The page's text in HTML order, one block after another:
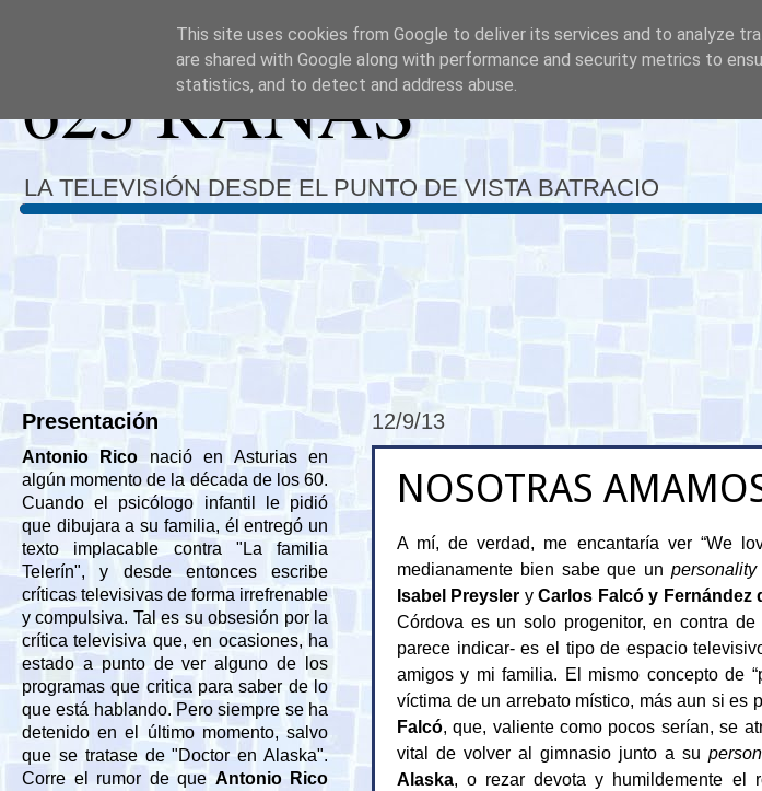
625 RANAS
LA TELEVISIÓN DESDE EL PUNTO DE VISTA BATRACIO
12/9/13
NOSOTRAS
A mí, de verdad, me encantaría ver “We
medianamente bien sabe que un
Isabel Preysler yCarlos Falcó y Fernández
Córdova es un solo progenitor, en contra
parece indicar- es el tipo de espacio
amigos y mi familia. El mismo concepto de
víctima de un arrebato místico, más aun si es
Falcó, que, valiente como pocos serían, se
vital de volver al gimnasio junto a su
Alaska, o rezar devota y humildemente el
Presentación
Antonio Rico nació en Asturias en
algún momento de la década de los 60.
Cuando el psicólogo infantil le pidió
que dibujara a su familia, él entregó un
texto implacable contra "La familia
Telerín", y desde entonces escribe
críticas televisivas de forma irrefrenable
y compulsiva. Tal es su obsesión por la
crítica televisiva que, en ocasiones, ha
estado a punto de ver alguno de los
programas que critica para saber de lo
que está hablando. Pero siempre se ha
detenido en el último momento, salvo
que se tratase de "Doctor en Alaska".
Corre el rumor de que Antonio Rico
This site uses cookies from Google to deliver its services and to analyze
are shared with Google along with performance and security metrics to
statistics, and to detect and address abuse.